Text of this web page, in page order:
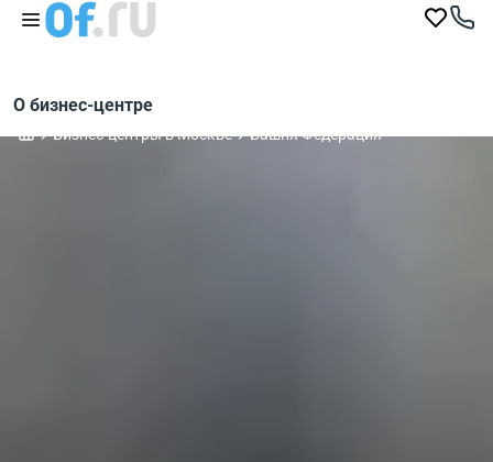
О бизнес-центре
Бизнес-центры в Москве Башня Федерация